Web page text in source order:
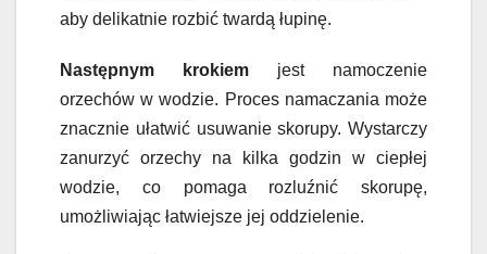
aby delikatnie rozbić twardą łupinę.
Następnym krokiem jest namoczenie
orzechów w wodzie. Proces namaczania może
znacznie ułatwić usuwanie skorupy. Wystarczy
zanurzyć orzechy na kilka godzin w ciepłej
wodzie, co pomaga rozluźnić skorupę,
umożliwiając łatwiejsze jej oddzielenie.